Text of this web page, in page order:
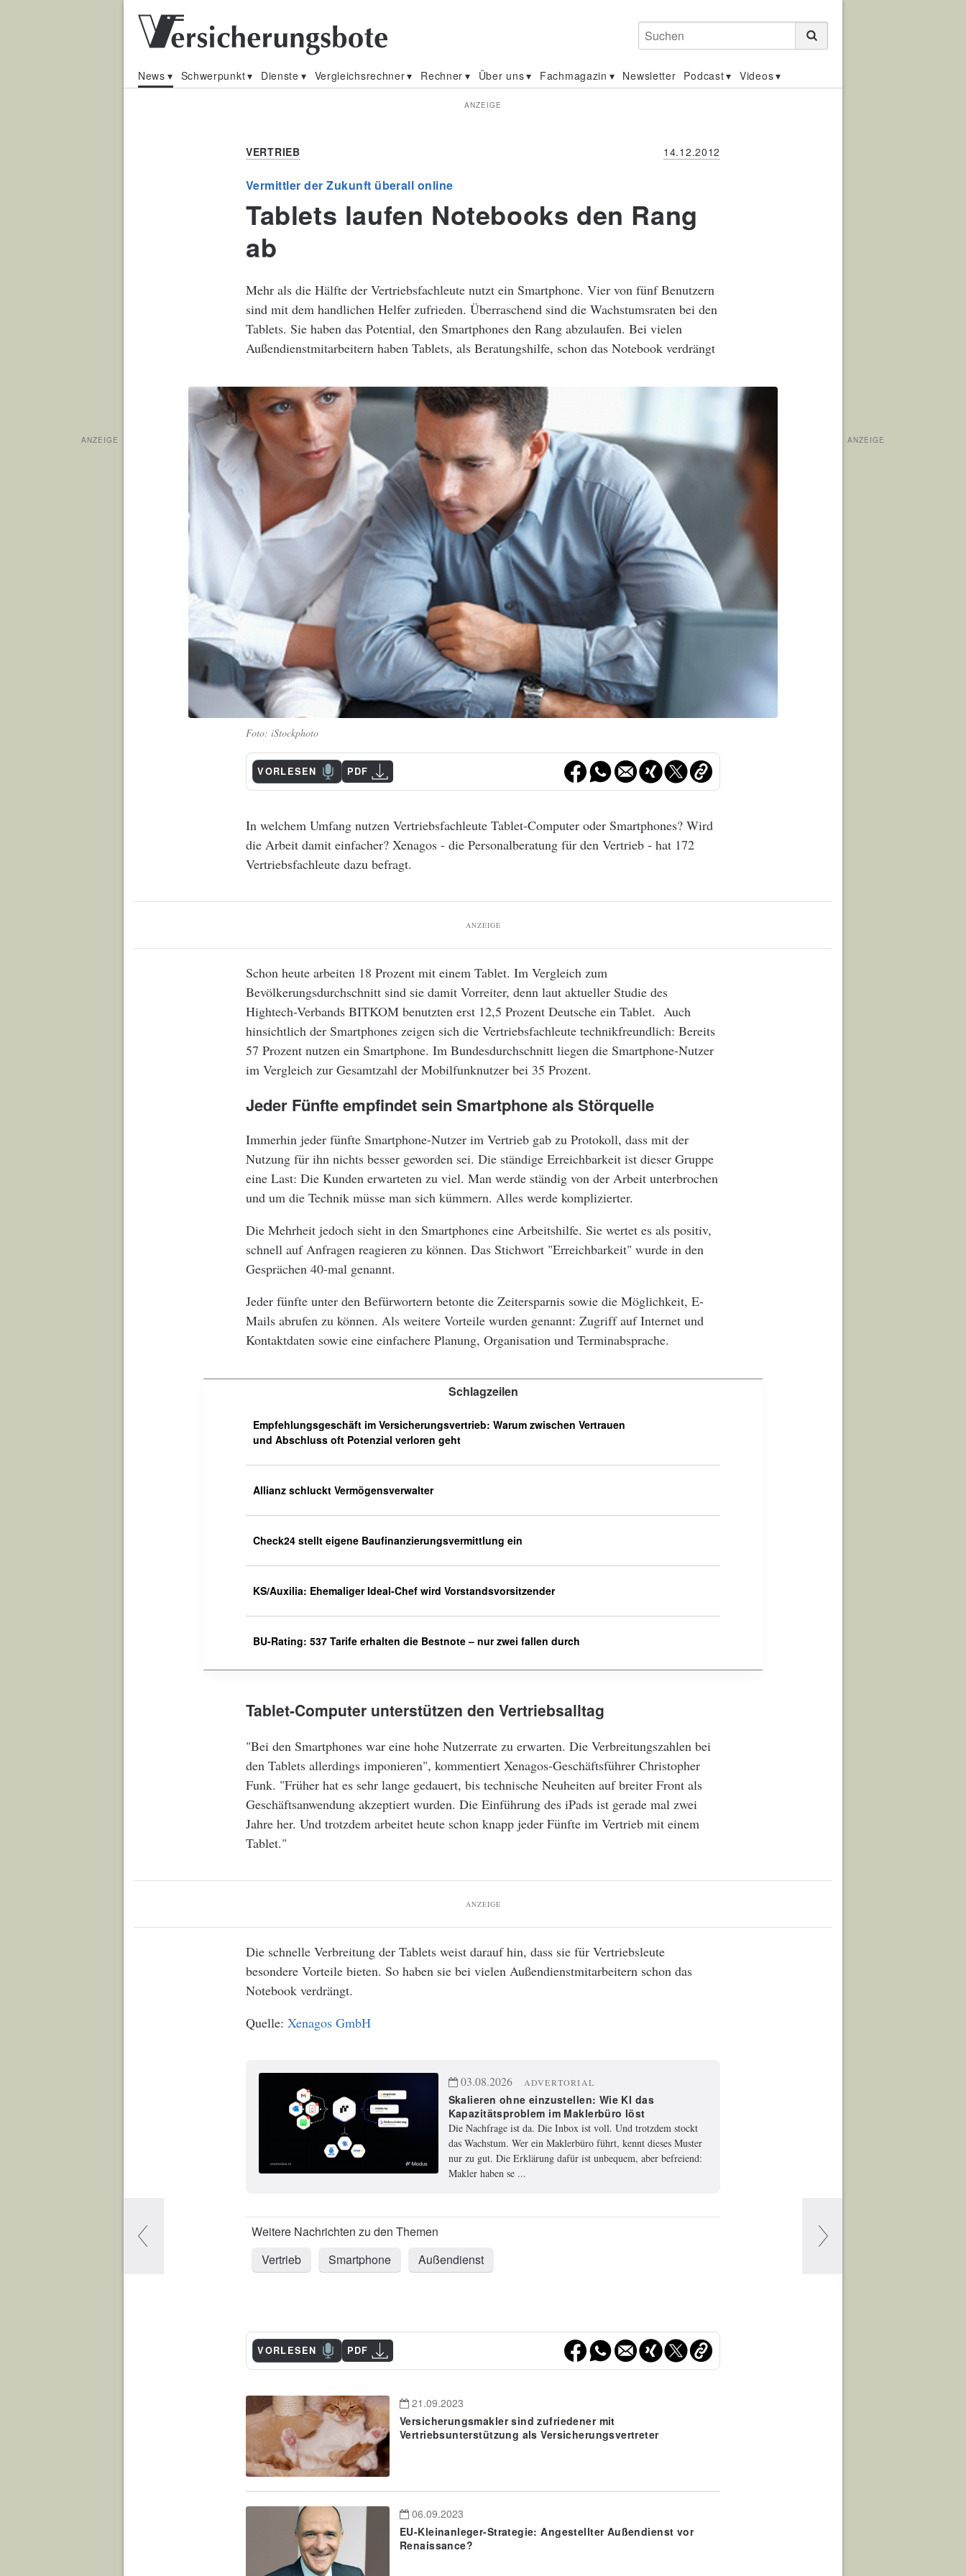
Suchen
News Schwerpunkt Dienste Vergleichsrechner Rechner Über uns Fachmagazin Newsletter Podcast Videos
ANZEIGE
VERTRIEB 14.12.2012
Vermittler der Zukunft überall online
Tablets laufen Notebooks den Rang
ab
Mehr als die Hälfte der Vertriebsfachleute nutzt ein Smartphone. Vier von fünf Benutzern
sind mit dem handlichen Helfer zufrieden. Überraschend sind die Wachstumsraten bei den
Tablets. Sie haben das Potential, den Smartphones den Rang abzulaufen. Bei vielen
Außendienstmitarbeitern haben Tablets, als Beratungshilfe, schon das Notebook verdrängt
iStockphoto
VORLESEN PDF
In welchem Umfang nutzen Vertriebsfachleute Tablet-Computer oder Smartphones? Wird
die Arbeit damit einfacher? Xenagos - die Personalberatung für den Vertrieb - hat 172
Vertriebsfachleute dazu befragt.
ANZEIGE
Schon heute arbeiten 18 Prozent mit einem Tablet. Im Vergleich zum
Bevölkerungsdurchschnitt sind sie damit Vorreiter, denn laut aktueller Studie des
Hightech-Verbands BITKOM benutzten erst 12,5 Prozent Deutsche ein Tablet. Auch
hinsichtlich der Smartphones zeigen sich die Vertriebsfachleute technikfreundlich: Bereits
57 Prozent nutzen ein Smartphone. Im Bundesdurchschnitt liegen die Smartphone-Nutzer
im Vergleich zur Gesamtzahl der Mobilfunknutzer bei 35 Prozent.
Jeder Fünfte empfindet sein Smartphone als Störquelle
Immerhin jeder fünfte Smartphone-Nutzer im Vertrieb gab zu Protokoll, dass mit der
Nutzung für ihn nichts besser geworden sei. Die ständige Erreichbarkeit ist dieser Gruppe
eine Last: Die Kunden erwarteten zu viel. Man werde ständig von der Arbeit unterbrochen
und um die Technik müsse man sich kümmern. Alles werde komplizierter.
Die Mehrheit jedoch sieht in den Smartphones eine Arbeitshilfe. Sie wertet es als positiv,
schnell auf Anfragen reagieren zu können. Das Stichwort "Erreichbarkeit" wurde in den
Gesprächen 40-mal genannt.
Jeder fünfte unter den Befürwortern betonte die Zeitersparnis sowie die Möglichkeit, E-
Mails abrufen zu können. Als weitere Vorteile wurden genannt: Zugriff auf Internet und
Kontaktdaten sowie eine einfachere Planung, Organisation und Terminabsprache.
Schlagzeilen
Empfehlungsgeschäft im Versicherungsvertrieb: Warum zwischen Vertrauen
und Abschluss oft Potenzial verloren geht
Allianz schluckt Vermögensverwalter
Check24 stellt eigene Baufinanzierungsvermittlung ein
KS/Auxilia: Ehemaliger Ideal-Chef wird Vorstandsvorsitzender
BU-Rating: 537 Tarife erhalten die Bestnote – nur zwei fallen durch
Tablet-Computer unterstützen den Vertriebsalltag
"Bei den Smartphones war eine hohe Nutzerrate zu erwarten. Die Verbreitungszahlen bei
den Tablets allerdings imponieren", kommentiert Xenagos-Geschäftsführer Christopher
Funk. "Früher hat es sehr lange gedauert, bis technische Neuheiten auf breiter Front als
Geschäftsanwendung akzeptiert wurden. Die Einführung des iPads ist gerade mal zwei
Jahre her. Und trotzdem arbeitet heute schon knapp jeder Fünfte im Vertrieb mit einem
Tablet."
ANZEIGE
Die schnelle Verbreitung der Tablets weist darauf hin, dass sie für Vertriebsleute
besondere Vorteile bieten. So haben sie bei vielen Außendienstmitarbeitern schon das
Notebook verdrängt.
Xenagos GmbH
03.08.2026 ADVERTORIAL
Skalieren ohne einzustellen: Wie KI das
Kapazitätsproblem im Maklerbüro löst
Die Nachfrage ist da. Die Inbox ist voll. Und trotzdem stockt
das Wachstum. Wer ein Maklerbüro führt, kennt dieses Muster
nur zu gut. Die Erklärung dafür ist unbequem, aber befreiend:
Makler haben se ...
Vertrieb Smartphone Außendienst
VORLESEN PDF
21.09.2023
Versicherungsmakler sind zufriedener mit
Vertriebsunterstützung als Versicherungsvertreter
06.09.2023
EU-Kleinanleger-Strategie: Angestellter Außendienst vor
Renaissance?
ANZEIGE ANZEIGE